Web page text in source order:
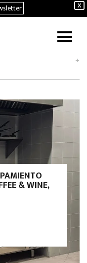
X
+
& WINE,